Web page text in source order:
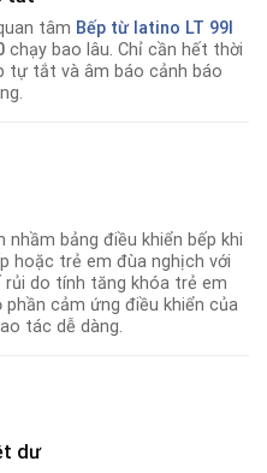
tâm Bếp từ latino LT 99I
chạy bao lâu. Chỉ cần hết thời
tự tắt và âm báo cảnh báo
nhầm bảng điều khiển bếp khi
hoặc trẻ em đùa nghịch với
rủi do tính tăng khóa trẻ em
phần cảm ứng điều khiển của
tác dễ dàng.
dư